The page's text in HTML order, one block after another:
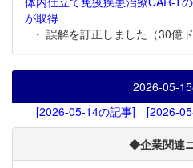
が取得
・ 誤解を訂正しました（30億
2026-05-15
[2026-05-14の記事]
[2026-
◆企業関連